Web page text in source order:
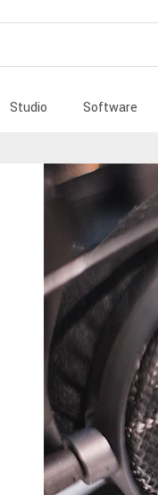
Studio Software